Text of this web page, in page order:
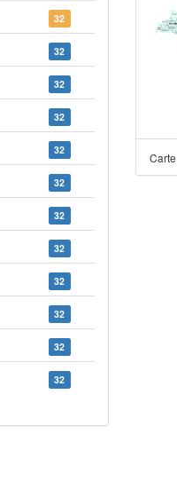
32
32
32
32
32
32
32
32
32
32
32
32